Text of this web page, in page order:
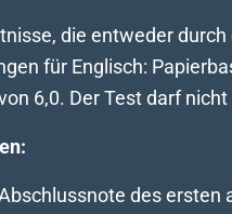
die entweder
für Englisch:
6,0. Der Test darf
des